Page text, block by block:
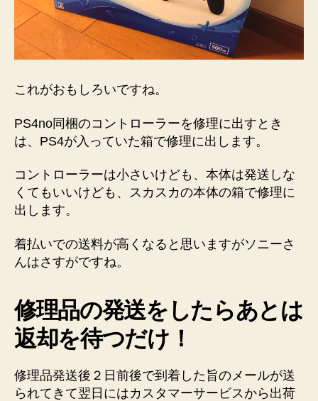
これがおもしろいですね。
PS4no同梱のコントローラーを修理に出すとき
は、PS4が入っていた箱で修理に出します。
コントローラーは小さいけども、本体は発送しな
くてもいいけども、スカスカの本体の箱で修理に
出します。
着払いでの送料が高くなると思いますがソニーさ
んはさすがですね。
修理品の発送をしたらあとは
返却を待つだけ！
修理品発送後２日前後で到着した旨のメールが送
られてきて翌日にはカスタマーサービスから出荷